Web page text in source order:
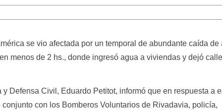
se vio afectada por un temporal de abundante caída de
menos de 2 hs., donde ingresó agua a viviendas y dejó
Defensa Civil, Eduardo Petitot, informó que en respuesta a
con los Bomberos Voluntarios de Rivadavia, policía,